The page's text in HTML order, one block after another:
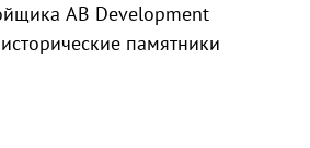
AB Development
памятники